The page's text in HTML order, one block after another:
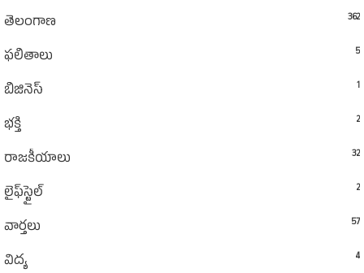
తెలంగాణ 362
ఫలితాలు 5
బిజినెస్ 1
భక్తి 2
రాజకీయాలు 32
లైఫ్‌స్టైల్‌ 2
వార్తలు 57
విద్య 4